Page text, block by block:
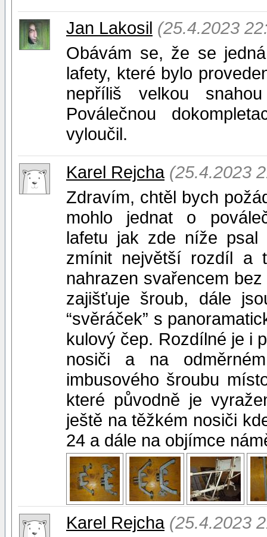
Jan Lakosil (25.4.2023
Obávám se, že se
lafety, které bylo
nepříliš velkou
Poválečnou
vyloučil.
Karel Rejcha (25.4.2023
Zdravím, chtěl bych
mohlo jednat o
lafetu jak zde níže
zmínit největší rozdíl a
nahrazen svařencem
zajišťuje šroub, dále
“svěráček” s
kulový čep. Rozdílné je i
nosiči a na
imbusového šroubu
které původně je
ještě na těžkém nosiči
24 a dále na objímce
Karel Rejcha (25.4.2023